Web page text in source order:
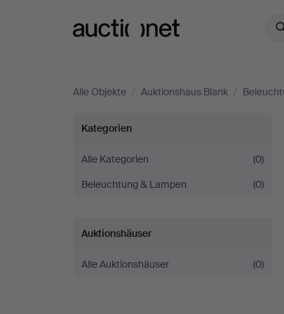
Alle Objekte / Auktionshaus Blank /
Wandlampen
bei
Auktionshaus
Blank
Kategorien
Alle Kategorien
(0)
Beleuchtung & Lampen
(0)
Auktionshäuser
Alle Auktionshäuser (0)